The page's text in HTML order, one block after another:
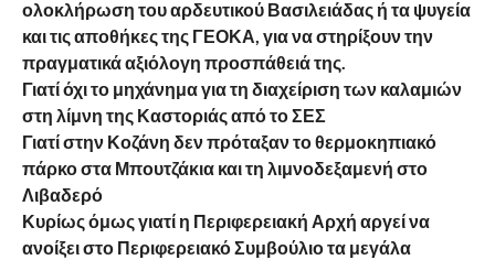
ολοκλήρωση του αρδευτικού Βασιλειάδας ή τα ψυγεία
και τις αποθήκες της ΓΕΟΚΑ, για να στηρίξουν την
πραγματικά αξιόλογη προσπάθειά της.
Γιατί όχι το μηχάνημα για τη διαχείριση των καλαμιών
στη λίμνη της Καστοριάς από το ΣΕΣ
Γιατί στην Κοζάνη δεν πρόταξαν το θερμοκηπιακό
πάρκο στα Μπουτζάκια και τη λιμνοδεξαμενή στο
Λιβαδερό
Κυρίως όμως γιατί η Περιφερειακή Αρχή αργεί να
ανοίξει στο Περιφερειακό Συμβούλιο τα μεγάλα